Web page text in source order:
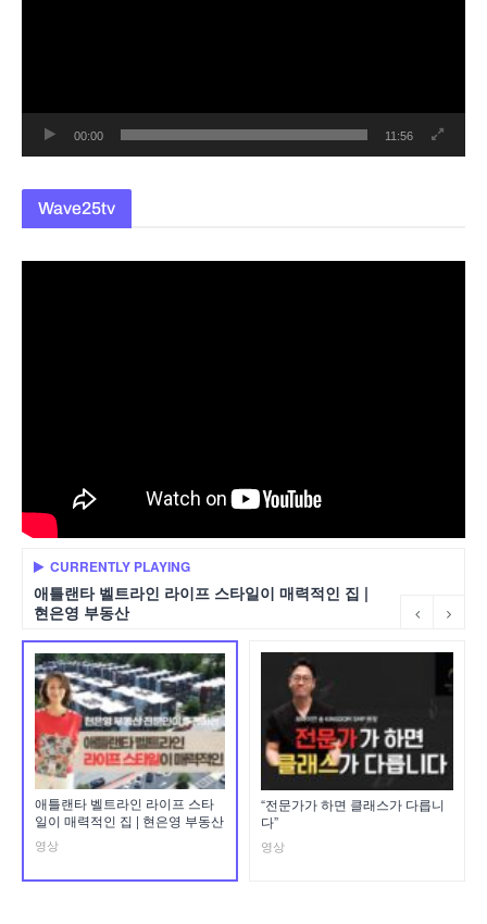
00:00 11:56
Wave25tv
CURRENTLY PLAYING
애틀랜타 벨트라인 라이프 스타일이 매력적인 집 |
현은영 부동산
애틀랜타 벨트라인 라이프 스타
일이 매력적인 집 | 현은영 부동산
영상
“전문가가 하면 클래스가 다릅니
다”
영상